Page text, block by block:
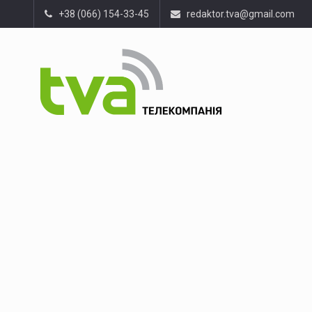
+38 (066) 154-33-45 redaktor.tva@gmail.com